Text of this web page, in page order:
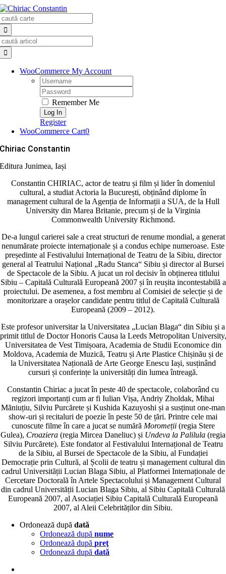
Skip
to
content
WooCommerce My Account
Username:
Password:
Remember Me
Register
WooCommerce Cart0
Chiriac Constantin
Editura Junimea, Iași
Constantin CHIRIAC, actor de teatru și film și lider în domeniul
cultural, a studiat Actoria la București, obținând diplome în
management cultural de la Agenția de Informații a SUA, de la Hull
University din Marea Britanie, precum și de la Virginia
Commonwealth University Richmond.
De-a lungul carierei sale a creat structuri de renume mondial, a generat
nenumărate proiecte internaționale și a condus echipe numeroase. Este
președinte al Festivalului Internațional de Teatru de la Sibiu, director
general al Teatrului Național „Radu Stanca“ Sibiu și director al Bursei
de Spectacole de la Sibiu. A jucat un rol decisiv în obținerea titlului
Sibiu – Capitală Culturală Europeană 2007 și în reușita incontestabilă a
proiectului. De asemenea, a fost membru al Comisiei de selecție și de
monitorizare a orașelor candidate pentru titlul de Capitală Culturală
Europeană (2009 – 2012).
Este profesor universitar la Universitatea „Lucian Blaga“ din Sibiu și a
primit titlul de Doctor Honoris Causa la Leeds Metropolitan University,
Universitatea de Vest Timișoara, Academia de Studii Economice din
Moldova, Academia de Muzică, Teatru și Arte Plastice Chișinău și de
la Universitatea Națională de Arte George Enescu Iași, susținând
cursuri și conferințe la universități din lumea întreagă.
Constantin Chiriac a jucat în peste 40 de spectacole, colaborând cu
regizori importanți cum ar fi Iulian Vișa, Andriy Zholdak, Mihai
Măniuțiu, Silviu Purcărete și Kushida Kazuyoshi și a susținut one-man
show-uri și recitaluri de poezie în peste 50 de țări. Printre cele mai
cunoscute filme în care a jucat se numără Moromeții (regia Stere
Gulea), Croaziera (regia Mircea Daneliuc) și Undeva la Palilula (regia
Silviu Purcărete). Este fondator al Festivalului Internațional de Teatru
de la Sibiu, al Bursei de Spectacole de la Sibiu, al Fundației
Democrație prin Cultură, al Școlii de teatru și management cultural din
cadrul Universității Lucian Blaga Sibiu, al Platformei Internaționale de
Cercetare Doctorală în Artele Spectacolului și Management Cultural
din cadrul Universității Lucian Blaga Sibiu, al Sibiu Capitală Culturală
Europeană 2007, al Asociației Sibiu Capitală Culturală Europeană
2007, al Aleii Celebrităților din Sibiu.
Ordonează dupădată
Ordonează dupănume
Ordonează dupăpreţ
Ordonează dupădată